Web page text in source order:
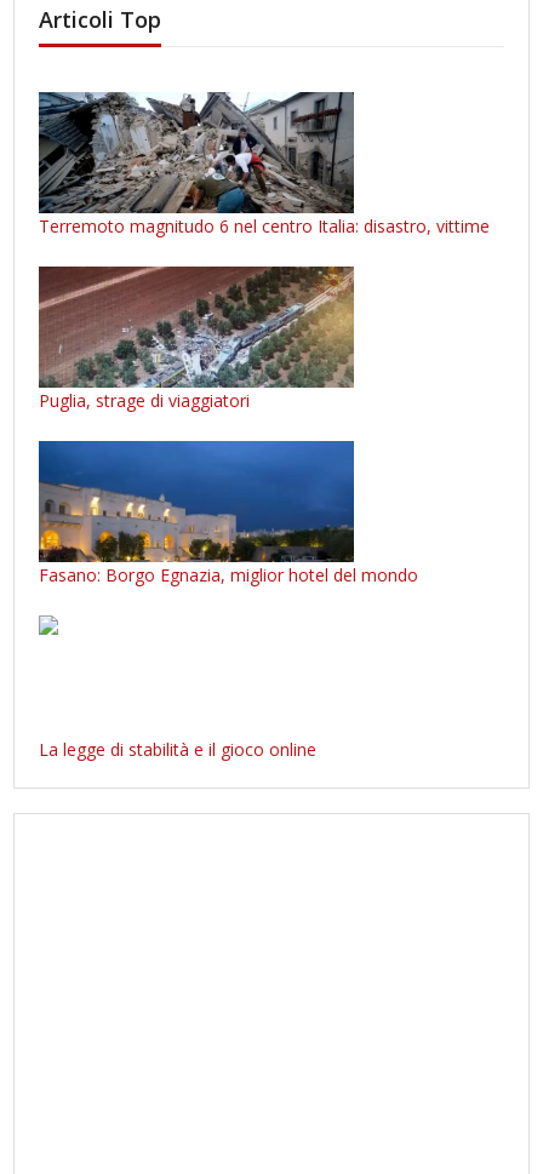
Articoli Top
Terremoto magnitudo 6 nel centro Italia: disastro, vittime
Puglia, strage di viaggiatori
Fasano: Borgo Egnazia, miglior hotel del mondo
La legge di stabilità e il gioco online